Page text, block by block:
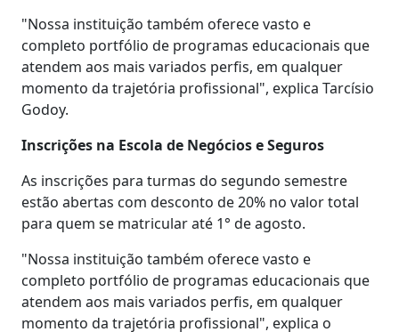
"Nossa instituição também oferece vasto e
completo portfólio de programas educacionais que
atendem aos mais variados perfis, em qualquer
momento da trajetória profissional", explica Tarcísio
Godoy.
Inscrições na Escola de Negócios e Seguros
As inscrições para turmas do segundo semestre
estão abertas com desconto de 20% no valor total
para quem se matricular até 1° de agosto.
"Nossa instituição também oferece vasto e
completo portfólio de programas educacionais que
atendem aos mais variados perfis, em qualquer
momento da trajetória profissional", explica o